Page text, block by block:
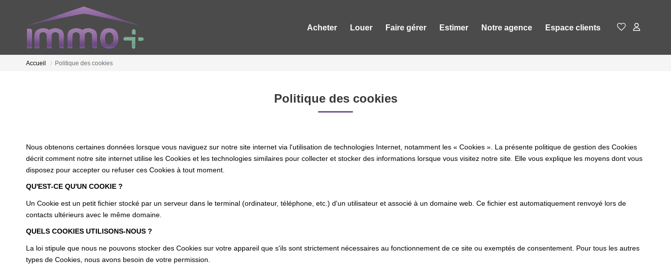
Acheter Louer Faire gérer Estimer Notre agence Espace clients
Accueil Politique des cookies
Politique des cookies
Nous obtenons certaines données lorsque vous naviguez sur notre site internet via l'utilisation de technologies Internet, notamment les « Cookies ». La présente politique de gestion des Cookies
décrit comment notre site internet utilise les Cookies et les technologies similaires pour collecter et stocker des informations lorsque vous visitez notre site. Elle vous explique les moyens dont vous
disposez pour accepter ou refuser ces Cookies à tout moment.
QU'EST-CE QU'UN COOKIE ?
Un Cookie est un petit fichier stocké par un serveur dans le terminal (ordinateur, téléphone, etc.) d'un utilisateur et associé à un domaine web. Ce fichier est automatiquement renvoyé lors de
contacts ultérieurs avec le même domaine.
QUELS COOKIES UTILISONS-NOUS ?
La loi stipule que nous ne pouvons stocker des Cookies sur votre appareil que s'ils sont strictement nécessaires au fonctionnement de ce site ou exemptés de consentement. Pour tous les autres
types de Cookies, nous avons besoin de votre permission.